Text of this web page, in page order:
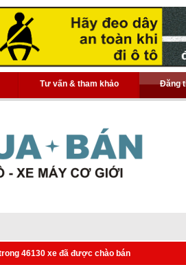
Tư vấn & tham khảo Đăng
46130 xe đã được chào bán